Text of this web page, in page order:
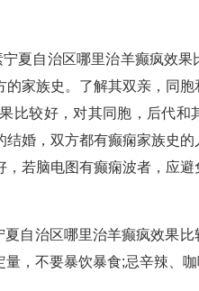
自治区哪里治羊癫疯效果
家族史。了解其双亲，同
比较好，对其同胞，后代和
婚，双方都有癫痫家族史
若脑电图有癫痫波者，应
治区哪里治羊癫疯效果比
，不要暴饮暴食;忌辛辣、咖